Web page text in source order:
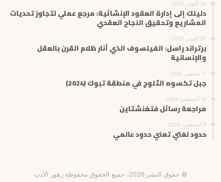
25 أكتوبر، 2025
دليلك إلى إدارة العقود الإنشائية: مرجع عملي لتجاوز تحديات
المشاريع وتحقيق النجاح العقدي
27 أكتوبر، 2025
برتراند راسل: الفيلسوف الذي أنار ظلام القرن بالعقل
والإنسانية
11 سبتمبر، 2025
جبل تكسوه الثلوج في منطقة تبوك (2024)
10 أغسطس، 2024
مراجعة رسائل فتغنشتاين
9 أغسطس، 2025
حدود لغتي تعني حدود عالمي
© حقوق النشر 2026، جميع الحقوق محفوظة زهور الأدب